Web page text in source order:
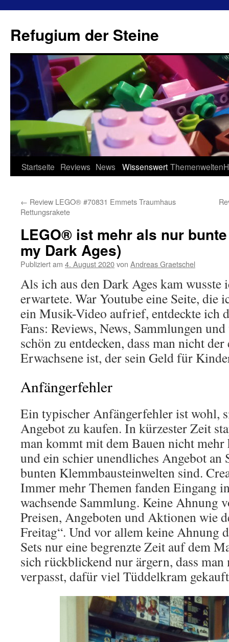
Refugium der Steine
Zum
springen
Startseite Reviews News Wissenswert Themenwelten
← Review LEGO® #70831 Emmets Traumhaus
Rettungsrakete
LEGO® ist mehr als nur
my Dark Ages)
Publiziert am 4. August 2020von Andreas Graetschel
Als ich aus den Dark Ages kam wusste
erwartete. War Youtube eine Seite, die
ein Musik-Video aufrief, entdeckte ich
Fans: Reviews, News, Sammlungen
schön zu entdecken, dass man nicht
Erwachsene ist, der sein Geld für
Anfängerfehler
Ein typischer Anfängerfehler ist wohl,
Angebot zu kaufen. In kürzester Zeit
man kommt mit dem Bauen nicht
und ein schier unendliches Angebot an
bunten Klemmbausteinwelten sind.
Immer mehr Themen fanden Eingang
wachsende Sammlung. Keine Ahnung
Preisen, Angeboten und Aktionen wie
Freitag“. Und vor allem keine Ahnung
Sets nur eine begrenzte Zeit auf dem
sich rückblickend nur ärgern, dass man
verpasst, dafür viel Tüddelkram